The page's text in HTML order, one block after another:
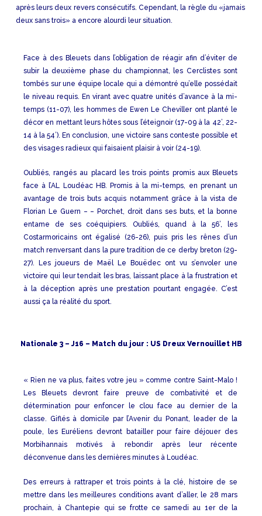
après leurs deux revers consécutifs. Cependant, la règle du «jamais
deux sans trois» a encore alourdi leur situation.
Face à des Bleuets dans l’obligation de réagir afin d’éviter de
subir la deuxième phase du championnat, les Cerclistes sont
tombés sur une équipe locale qui a démontré qu’elle possédait
le niveau requis. En virant avec quatre unités d’avance à la mi-
temps (11-07), les hommes de Ewen Le Cheviller ont planté le
décor en mettant leurs hôtes sous l’éteignoir (17-09 à la 42’, 22-
14 à la 54’). En conclusion, une victoire sans conteste possible et
des visages radieux qui faisaient plaisir à voir (24-19).
Oubliés, rangés au placard les trois points promis aux Bleuets
face à l’AL Loudéac HB. Promis à la mi-temps, en prenant un
avantage de trois buts acquis notamment grâce à la vista de
Florian Le Guern – – Porchet, droit dans ses buts, et la bonne
entame de ses coéquipiers. Oubliés, quand à la 56’, les
Costarmoricains ont égalisé (26-26), puis pris les rênes d’un
match renversant dans la pure tradition de ce derby breton (29-
27). Les joueurs de Maël Le Bouëdec ont vu s’envoler une
victoire qui leur tendait les bras, laissant place à la frustration et
à la déception après une prestation pourtant engagée. C’est
aussi ça la réalité du sport.
Nationale 3 – J16 – Match du jour : US Dreux Vernouillet HB
« Rien ne va plus, faites votre jeu » comme contre Saint-Malo !
Les Bleuets devront faire preuve de combativité et de
détermination pour enfoncer le clou face au dernier de la
classe. Giflés à domicile par l’Avenir du Ponant, leader de la
poule, les Euréliens devront batailler pour faire déjouer des
Morbihannais motivés à rebondir après leur récente
déconvenue dans les dernières minutes à Loudéac.
Des erreurs à rattraper et trois points à la clé, histoire de se
mettre dans les meilleures conditions avant d’aller, le 28 mars
prochain, à Chantepie qui se frotte ce samedi au 1er de la